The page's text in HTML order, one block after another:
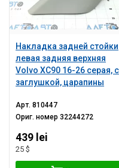
Накладка задней стойки
левая задняя верхняя
Volvo XC90 16-26 серая, с
заглушкой, царапины
Арт.810447
Ориг. номер32244272
439 lei
25 $